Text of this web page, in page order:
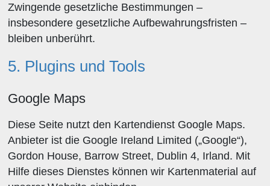
Zwingende gesetzliche Bestimmungen –
insbesondere gesetzliche Aufbewahrungsfristen –
bleiben unberührt.
5. Plugins und Tools
Google Maps
Diese Seite nutzt den Kartendienst Google Maps.
Anbieter ist die Google Ireland Limited („Google“),
Gordon House, Barrow Street, Dublin 4, Irland. Mit
Hilfe dieses Dienstes können wir Kartenmaterial auf